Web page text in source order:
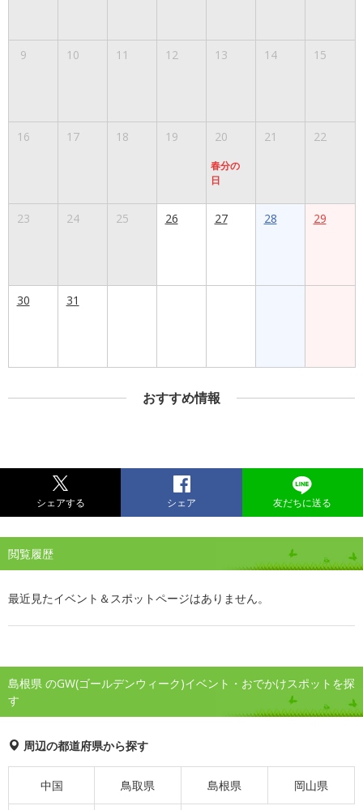
9 10 11 12 13 14 15
16 17 18 19 20
春分の
日
21 22
23 24 25 26 27 28 29
30 31
おすすめ情報
シェアする シェア 友だちに送る
閲覧履歴
最近見たイベント＆スポットページはありません。
島根県 のGW(ゴールデンウィーク)イベント・おでかけスポットを探
す
周辺の都道府県から探す
中国 鳥取県 島根県 岡山県